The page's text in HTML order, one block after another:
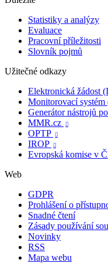
Statistiky a analýzy
Evaluace
Pracovní příležitosti
Slovník pojmů
Užitečné odkazy
Elektronická žádost
Monitorovací
Generátor nástrojů
MMR.cz 
OPTP 
IROP 
Evropská komise v
Web
GDPR
Prohlášení o
Snadné čtení
Zásady používání
Novinky
RSS
Mapa webu